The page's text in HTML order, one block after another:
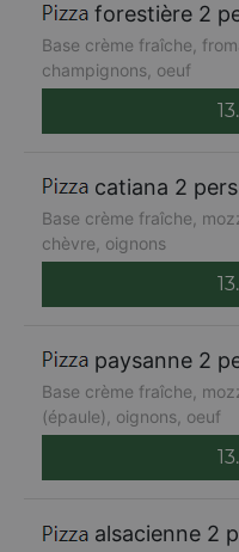
forestière 2
Base crème fraîche,
champignons, oeuf
catiana 2 pers
Base crème fraîche,
chèvre, oignons
paysanne 2
Base crème fraîche,
(épaule), oignons, oeuf
alsacienne 2